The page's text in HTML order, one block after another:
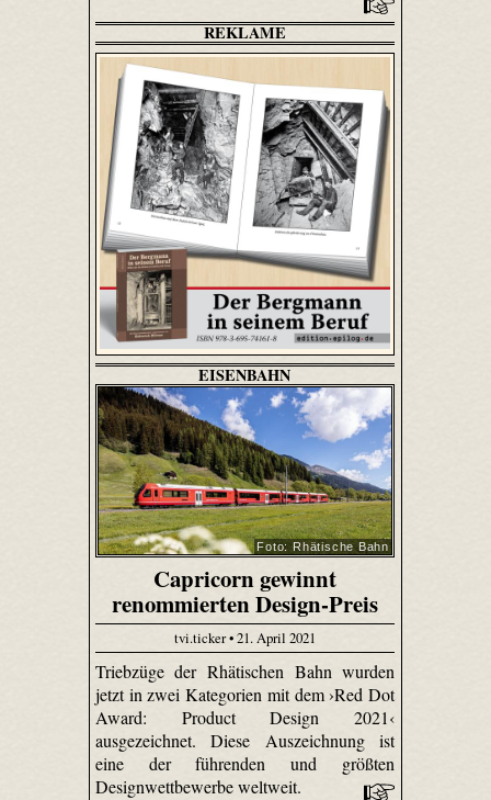
REKLAME
EISENBAHN
Foto: Rhätische Bahn
Capricorn gewinnt
renommierten Design-Preis
tvi.ticker • 21. April 2021
Triebzüge der Rhätischen Bahn wurden
jetzt in zwei Kategorien mit dem ›Red Dot
Award: Product Design 2021‹
ausgezeichnet. Diese Auszeichnung ist
eine der führenden und größten
Designwettbewerbe weltweit.